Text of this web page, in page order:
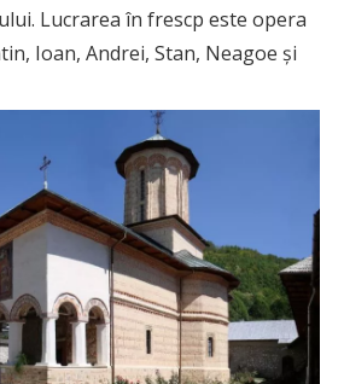
Lucrarea în frescp este opera
Ioan, Andrei, Stan, Neagoe și